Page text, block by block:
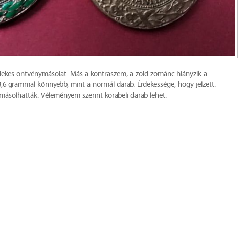
öntvénymásolat. Más a kontraszem, a zöld zománc hiányzik a
grammal könnyebb, mint a normál darab. Érdekessége, hogy jelzett.
Véleményem szerint korabeli darab lehet.